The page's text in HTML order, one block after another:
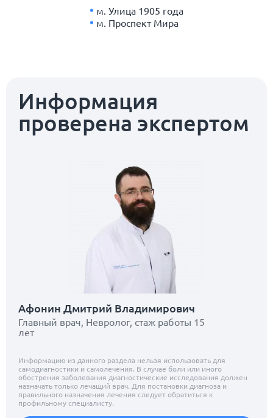
м. Улица 1905 года
м. Проспект Мира
Информация
проверена экспертом
Афонин Дмитрий Владимирович
Главный врач, Невролог, стаж работы 15
лет
Информацию из данного раздела нельзя использовать для
самодиагностики и самолечения. В случае боли или иного
обострения заболевания диагностические исследования должен
назначать только лечащий врач. Для постановки диагноза и
правильного назначения лечения следует обратиться к
профильному специалисту.